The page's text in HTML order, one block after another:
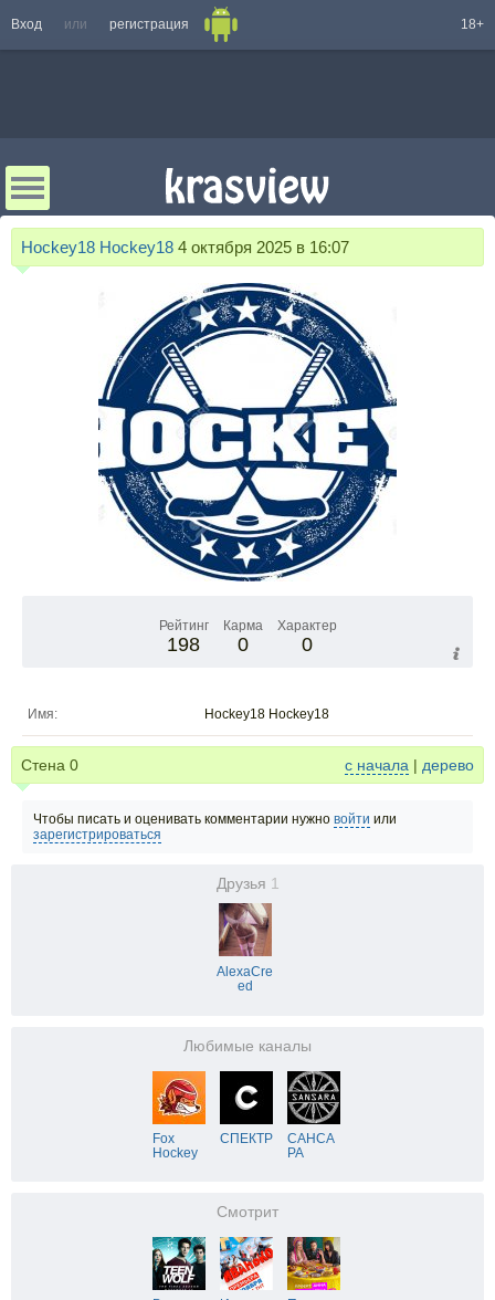
Вход или регистрация 18+
Hockey18 Hockey18 4 октября 2025 в 16:07
Рейтинг
198
Карма
0
Характер
0
Имя: Hockey18 Hockey18
Стена 0 с начала | дерево
Чтобы писать и оценивать комментарии нужно войти или
зарегистрироваться
Друзья 1
AlexaCre
ed
Любимые каналы
Fox
Hockey
СПЕКТР
САНСА
РА
Смотрит